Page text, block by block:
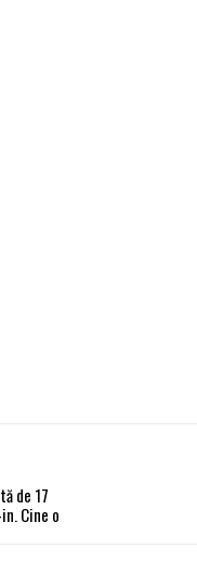
de 17
Cine o